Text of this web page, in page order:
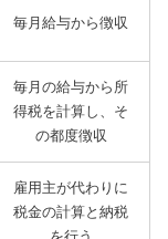
毎月給与から徴収
毎月の給与から所
得税を計算し、そ
の都度徴収
雇用主が代わりに
税金の計算と納税